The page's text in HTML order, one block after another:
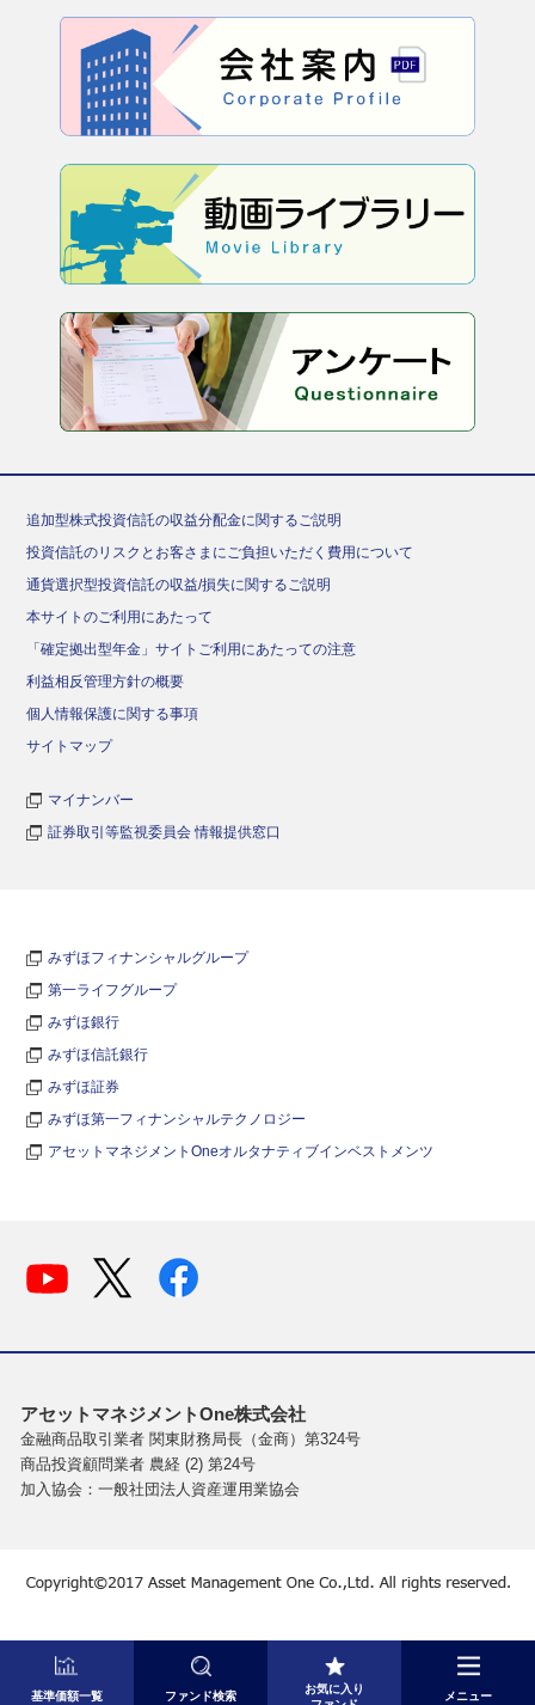
基準価額一覧 ファンド検索
お気に入り
メニュー
追加型株式投資信託の収益分配金に関するご説明
投資信託のリスクとお客さまにご負担いただく費用について
通貨選択型投資信託の収益/損失に関するご説明
本サイトのご利用にあたって
「確定拠出型年金」サイトご利用にあたっての注意
利益相反管理方針の概要
個人情報保護に関する事項
サイトマップ
マイナンバー
証券取引等監視委員会 情報提供窓口
みずほフィナンシャルグループ
第一ライフグループ
みずほ銀行
みずほ信託銀行
みずほ証券
みずほ第一フィナンシャルテクノロジー
アセットマネジメントOneオルタナティブインベストメンツ
アセットマネジメントOne株式会社
金融商品取引業者 関東財務局長（金商）第324号
商品投資顧問業者 農経 (2) 第24号
加入協会：一般社団法人資産運用業協会